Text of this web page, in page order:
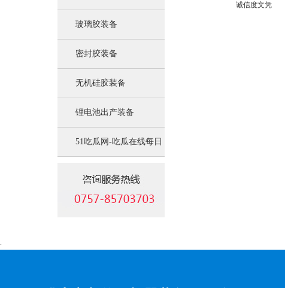
玻璃胶装备
密封胶装备
无机硅胶装备
锂电池出产装备
51吃瓜网-吃瓜在线每日
备
诚信度文凭
.